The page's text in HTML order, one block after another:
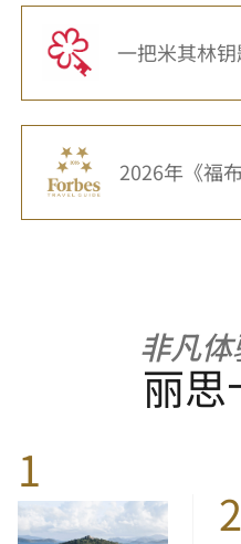
一把米其林
2026年《福
非凡
丽思
1
2